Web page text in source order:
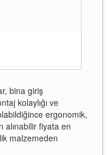
bina giriş
kolaylığı ve
ergonomik,
alınabilir fiyata en
malzemeden